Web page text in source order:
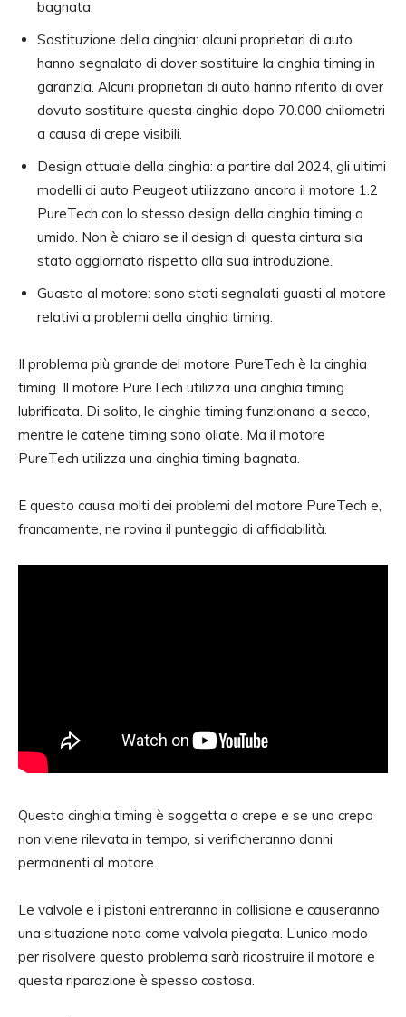
bagnata.
Sostituzione della cinghia: alcuni proprietari di auto
hanno segnalato di dover sostituire la cinghia timing in
garanzia. Alcuni proprietari di auto hanno riferito di aver
dovuto sostituire questa cinghia dopo 70.000 chilometri
a causa di crepe visibili.
Design attuale della cinghia: a partire dal 2024, gli ultimi
modelli di auto Peugeot utilizzano ancora il motore 1.2
PureTech con lo stesso design della cinghia timing a
umido. Non è chiaro se il design di questa cintura sia
stato aggiornato rispetto alla sua introduzione.
Guasto al motore: sono stati segnalati guasti al motore
relativi a problemi della cinghia timing.
Il problema più grande del motore PureTech è la cinghia
timing. Il motore PureTech utilizza una cinghia timing
lubrificata. Di solito, le cinghie timing funzionano a secco,
mentre le catene timing sono oliate. Ma il motore
PureTech utilizza una cinghia timing bagnata.
E questo causa molti dei problemi del motore PureTech e,
francamente, ne rovina il punteggio di affidabilità.
Questa cinghia timing è soggetta a crepe e se una crepa
non viene rilevata in tempo, si verificheranno danni
permanenti al motore.
Le valvole e i pistoni entreranno in collisione e causeranno
una situazione nota come valvola piegata. L’unico modo
per risolvere questo problema sarà ricostruire il motore e
questa riparazione è spesso costosa.